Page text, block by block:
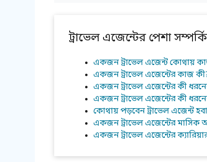
ট্রাভেল এজেন্টের পেশা
একজন ট্রাভেল এজেন্ট কোথায়
একজন ট্রাভেল এজেন্টের কাজ
একজন ট্রাভেল এজেন্টের কী
একজন ট্রাভেল এজেন্টের কী
কোথায় পড়বেন ট্রাভেল এজেন্ট
একজন ট্রাভেল এজেন্টের
একজন ট্রাভেল এজেন্টের